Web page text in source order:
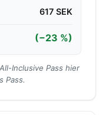
617 SEK
(−23 %)
Inclusive Pass hier
Pass.